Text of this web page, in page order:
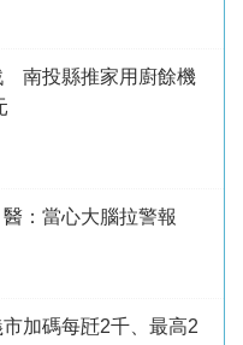
南投縣推家用廚餘機
：當心大腦拉警報
加碼每瓩2千、最高2